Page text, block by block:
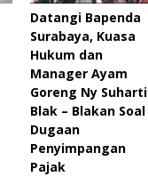
Datangi Bapenda
Surabaya, Kuasa
Hukum dan
Manager Ayam
Goreng Ny Suharti
Blak – Blakan Soal
Dugaan
Penyimpangan
Pajak